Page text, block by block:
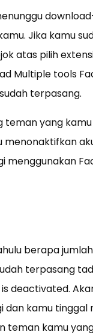
Jika kamu
atas pilih
Multiple tools
terpasang.
yang
menggunakan
berapa
terpasang
deactivated.
dan kamu
teman kamu